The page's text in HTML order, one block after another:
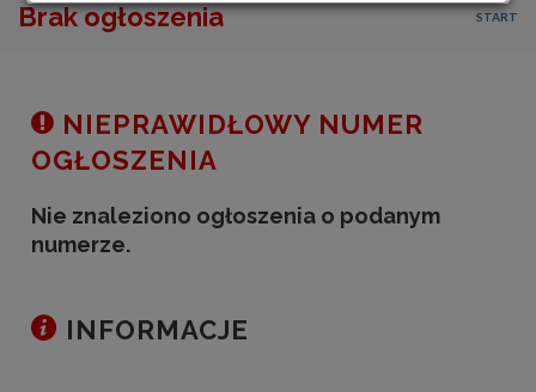
Brak ogłoszenia START
NIEPRAWIDŁOWY NUMER
OGŁOSZENIA
Nie znaleziono ogłoszenia o podanym
numerze.
INFORMACJE